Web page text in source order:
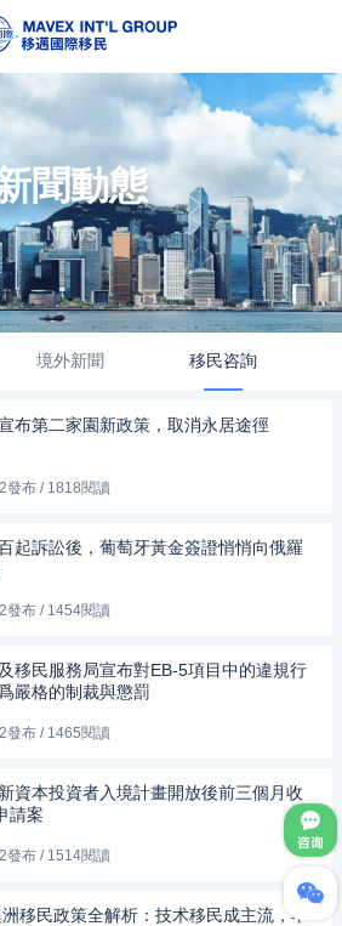
聞動態
News
境外新聞 移民咨詢
布第二家園新政策，取消永居途徑
發布 / 1818閱讀
起訴訟後，葡萄牙黃金簽證悄悄向俄羅
發布 / 1454閱讀
移民服務局宣布對EB-5項目中的違規行
嚴格的制裁與懲罰
發布 / 1465閱讀
資本投資者入境計畫開放後前三個月收
請案
發布 / 1514閱讀
移民政策全解析：技术移民成主流，毕